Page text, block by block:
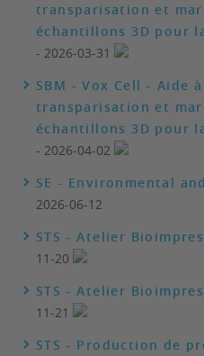
transparisation et
échantillons 3D pour
- 2026-03-31
SBM - Vox Cell - Aide
transparisation et
échantillons 3D pour
- 2026-04-02
SE - Environmental
2026-06-12
STS - Atelier
11-20
STS - Atelier
11-21
STS - Production de